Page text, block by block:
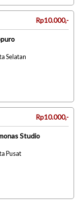
Rp10.000,-
Selatan
Rp10.000,-
Studio
Pusat